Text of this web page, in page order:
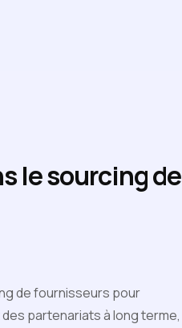
le sourcing de
de fournisseurs pour
partenariats à long terme,